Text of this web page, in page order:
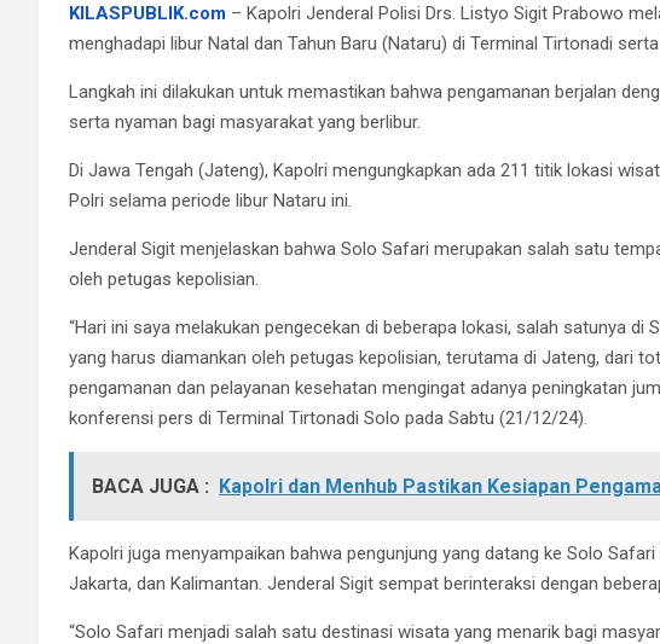
KILASPUBLIK.com – Kapolri Jenderal Polisi Drs. Listyo Sigit Prabowo
menghadapi libur Natal dan Tahun Baru (Nataru) di Terminal Tirtonadi
Langkah ini dilakukan untuk memastikan bahwa pengamanan berjalan
serta nyaman bagi masyarakat yang berlibur.
Di Jawa Tengah (Jateng), Kapolri mengungkapkan ada 211 titik lokasi
Polri selama periode libur Nataru ini.
Jenderal Sigit menjelaskan bahwa Solo Safari merupakan salah satu
oleh petugas kepolisian.
“Hari ini saya melakukan pengecekan di beberapa lokasi, salah satunya
yang harus diamankan oleh petugas kepolisian, terutama di Jateng, dari
pengamanan dan pelayanan kesehatan mengingat adanya peningkatan
konferensi pers di Terminal Tirtonadi Solo pada Sabtu (21/12/24).
BACA JUGA : Kapolri dan Menhub Pastikan Kesiapan
Kapolri juga menyampaikan bahwa pengunjung yang datang ke Solo
Jakarta, dan Kalimantan. Jenderal Sigit sempat berinteraksi dengan
“Solo Safari menjadi salah satu destinasi wisata yang menarik bagi